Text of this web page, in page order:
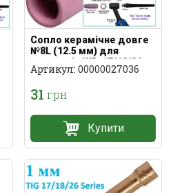
Сопло керамічне довге
№8L (12.5 мм) для
пальників WP-17/18/26
Артикул: 00000027036
31 грн
Купити